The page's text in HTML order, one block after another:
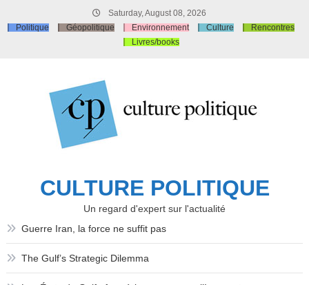
Saturday, August 08, 2026
Politique
Géopolitique Environnement Culture
Rencontres
Livres/books
CULTURE POLITIQUE
Un regard d'expert sur l'actualité
Guerre Iran, la force ne suffit pas
The Gulf’s Strategic Dilemma